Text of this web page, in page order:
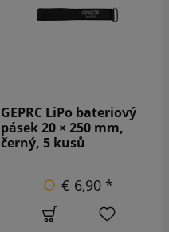
GEPRC LiPo bateriový
pásek 20 × 250 mm,
černý, 5 kusů
€ 6,90 *